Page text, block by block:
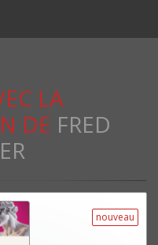
LA
DE FRED
nouveau